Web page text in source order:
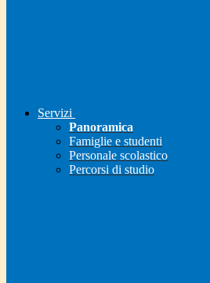
Servizi
Panoramica
Famiglie e studenti
Personale scolastico
Percorsi di studio